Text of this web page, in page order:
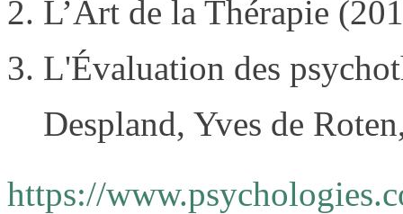
L’Art de la Thérapie
L'Évaluation des
Despland, Yves de
https://